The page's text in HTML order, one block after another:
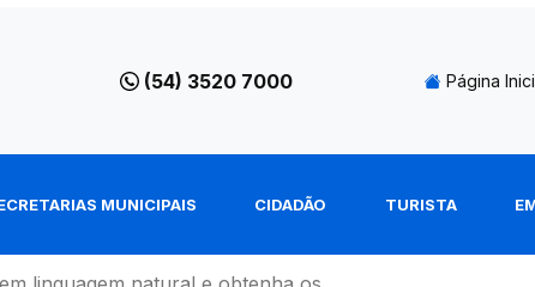
(54) 3520 7000 Página
MUNICIPAIS CIDADÃO TURISTA